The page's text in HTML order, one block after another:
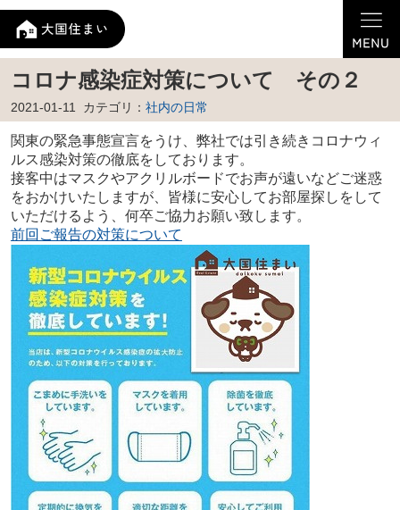
コロナ感染症対策について その２
2021-01-11 カテゴリ： 社内の日常
関東の緊急事態宣言をうけ、弊社では引き続きコロナウィ
ルス感染対策の徹底をしております。
接客中はマスクやアクリルボードでお声が遠いなどご迷惑
をおかけいたしますが、皆様に安心してお部屋探しをして
いただけるよう、何卒ご協力お願い致します。
前回ご報告の対策について